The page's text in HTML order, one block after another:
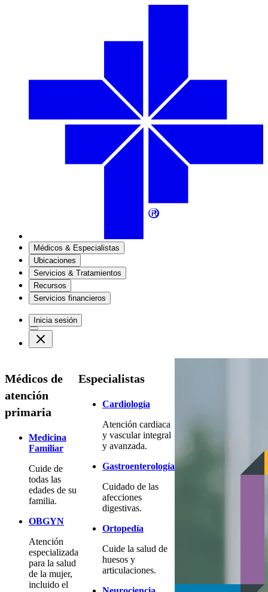
Médicos & Especialistas
Ubicaciones
Servicios & Tratamientos
Recursos
Servicios financieros
Inicia sesión
Médicos de
atención
primaria
Medicina
Familiar
Cuide de
todas las
edades de su
familia.
OBGYN
Atención
especializada
para la salud
de la mujer,
incluido el
Especialistas
Cardiología
Atención cardiaca
y vascular integral
y avanzada.
Gastroenterología
Cuidado de las
afecciones
digestivas.
Ortopedía
Cuide la salud de
huesos y
articulaciones.